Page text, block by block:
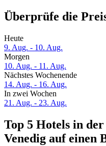
Überprüfe die
Heute
9. Aug. - 10. Aug.
Morgen
10. Aug. - 11. Aug.
Nächstes Wochenende
14. Aug. - 16. Aug.
In zwei Wochen
21. Aug. - 23. Aug.
Top 5 Hotels in
Venedig auf einen